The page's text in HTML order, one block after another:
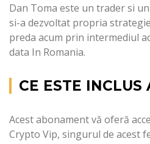
Dan Toma este un trader si
si-a dezvoltat propria
preda acum prin intermediul
data In Romania.
CE ESTE INCLUS
Acest abonament vă oferă
Crypto Vip, singurul de acest